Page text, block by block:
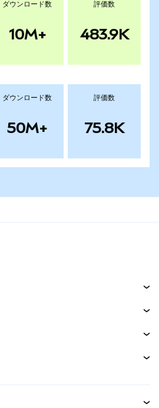
ダウンロード数
10M+
評価数
483.9K
ダウンロード数
50M+
評価数
75.8K